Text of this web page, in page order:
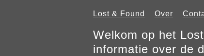
Lost & Found Over
Welkom op het
informatie over de